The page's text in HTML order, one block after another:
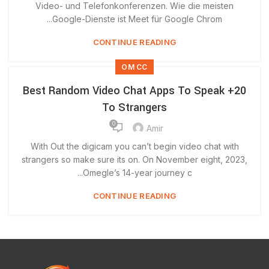
Video- und Telefonkonferenzen. Wie die meisten
Google-Dienste ist Meet für Google Chrom...
CONTINUE READING
OM CC
20+ Best Random Video Chat Apps To Speak
To Strangers
Amir
0
With Out the digicam you can’t begin video chat with
strangers so make sure its on. On November eight, 2023,
Omegle’s 14-year journey c...
CONTINUE READING